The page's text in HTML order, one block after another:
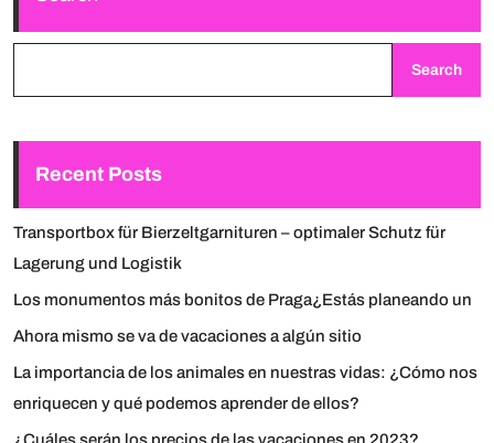
Search
Recent Posts
Transportbox für Bierzeltgarnituren – optimaler Schutz für
Lagerung und Logistik
Los monumentos más bonitos de Praga¿Estás planeando un
Ahora mismo se va de vacaciones a algún sitio
La importancia de los animales en nuestras vidas: ¿Cómo nos
enriquecen y qué podemos aprender de ellos?